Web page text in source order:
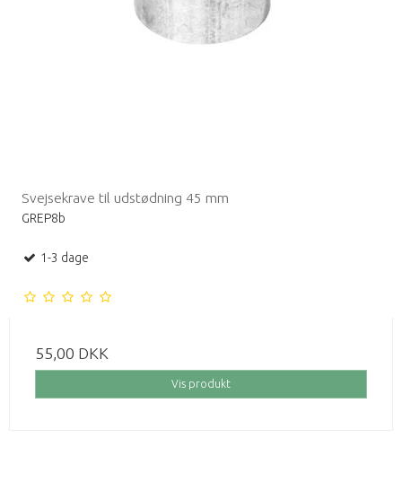
Svejsekrave til udstødning 45 mm
GREP8b
1-3 dage
55,00 DKK
Vis produkt